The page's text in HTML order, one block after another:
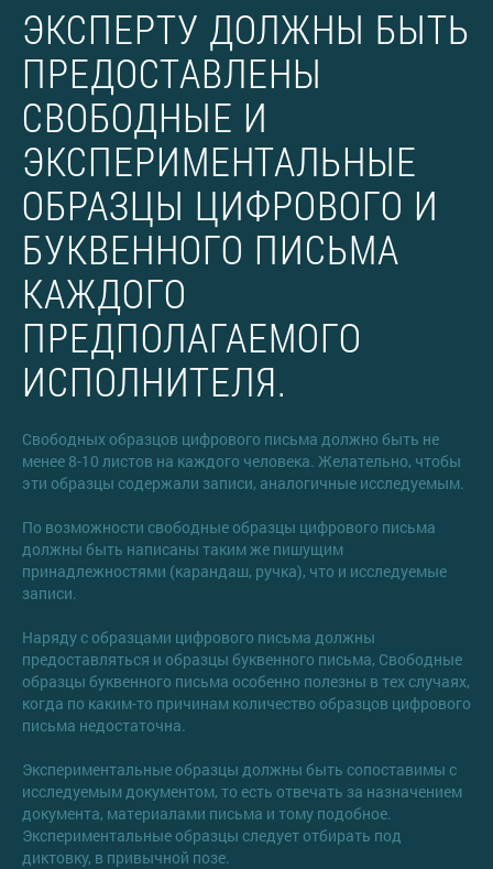
ЭКСПЕРТУ ДОЛЖНЫ БЫТЬ
ПРЕДОСТАВЛЕНЫ
СВОБОДНЫЕ И
ЭКСПЕРИМЕНТАЛЬНЫЕ
ОБРАЗЦЫ ЦИФРОВОГО И
БУКВЕННОГО ПИСЬМА
КАЖДОГО
ПРЕДПОЛАГАЕМОГО
ИСПОЛНИТЕЛЯ.
Свободных образцов цифрового письма должно быть не
менее 8-10 листов на каждого человека. Желательно, чтобы
эти образцы содержали записи, аналогичные исследуемым.
По возможности свободные образцы цифрового письма
должны быть написаны таким же пишущим
принадлежностями (карандаш, ручка), что и исследуемые
записи.
Наряду с образцами цифрового письма должны
предоставляться и образцы буквенного письма, Свободные
образцы буквенного письма особенно полезны в тех случаях,
когда по каким-то причинам количество образцов цифрового
письма недостаточна.
Экспериментальные образцы должны быть сопоставимы с
исследуемым документом, то есть отвечать за назначением
документа, материалами письма и тому подобное.
Экспериментальные образцы следует отбирать под
диктовку, в привычной позе.